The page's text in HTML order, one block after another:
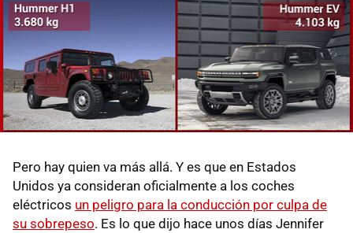
Pero hay quien va más allá. Y es que en Estados
Unidos ya consideran oficialmente a los coches
eléctricos un peligro para la conducción por culpa de
su sobrepeso. Es lo que dijo hace unos días Jennifer